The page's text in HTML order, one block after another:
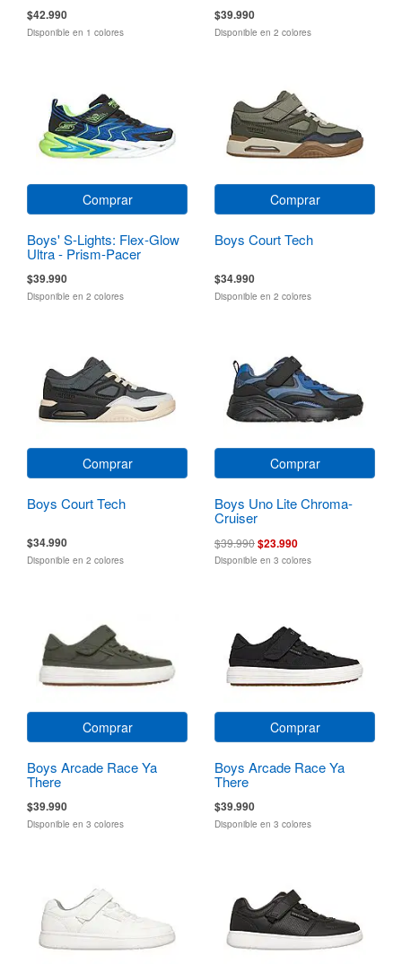
$42.990
Disponible en 1 colores
$39.990
Disponible en 2 colores
Comprar
Boys' S-Lights: Flex-Glow
Ultra - Prism-Pacer
$39.990
Disponible en 2 colores
Comprar
Boys Court Tech
$34.990
Disponible en 2 colores
Comprar
Boys Court Tech
$34.990
Disponible en 2 colores
Comprar
Boys Uno Lite Chroma-
Cruiser
$39.990$23.990
Disponible en 3 colores
Comprar
Boys Arcade Race Ya
There
$39.990
Disponible en 3 colores
Comprar
Boys Arcade Race Ya
There
$39.990
Disponible en 3 colores